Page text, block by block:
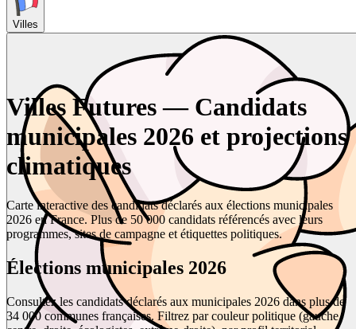
Villes
Villes Futures — Candidats
municipales 2026 et projections
climatiques
Carte interactive des candidats déclarés aux élections municipales
2026 en France. Plus de 50 000 candidats référencés avec leurs
programmes, sites de campagne et étiquettes politiques.
Élections municipales 2026
Consultez les candidats déclarés aux municipales 2026 dans plus de
34 000 communes françaises. Filtrez par couleur politique (gauche,